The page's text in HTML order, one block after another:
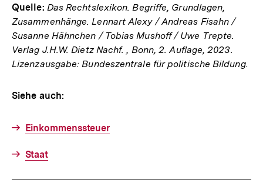
Quelle: Das Rechtslexikon. Begriffe, Grundlagen,
Zusammenhänge. Lennart Alexy / Andreas Fisahn /
Susanne Hähnchen / Tobias Mushoff / Uwe Trepte.
Verlag J.H.W. Dietz Nachf. , Bonn, 2. Auflage, 2023.
Lizenzausgabe: Bundeszentrale für politische Bildung.
Siehe auch:
Einkommenssteuer
Staat